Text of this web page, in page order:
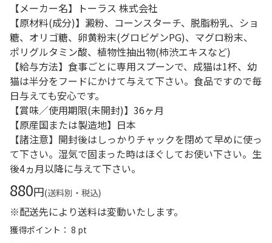
【メーカー名】トーラス 株式会社
【原材料(成分)】澱粉、コーンスターチ、脱脂粉乳、ショ
糖、オリゴ糖、卵黄粉末(グロビゲンPG)、マグロ粉末、
ポリグルタミン酸、植物性抽出物(柿渋エキスなど)
【給与方法】食事ごとに専用スプーンで、成猫は1杯、幼
猫は半分をフードにかけて与えて下さい。食品ですので毎
日与えても安心です。
【賞味／使用期限(未開封)】36ヶ月
【原産国または製造地】日本
【諸注意】開封後はしっかりチャックを閉めて早めに使っ
て下さい。湿気で固まった時はほぐしてお使い下さい。生
後4ヵ月以降に与えて下さい。
880円(送料別・税込)
※配送先により送料は変動いたします。
獲得ポイント： 8 pt